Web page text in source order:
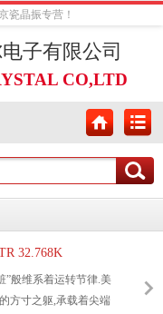
瓷晶振专营！
子有限公司
CO,LTD
32.768K
”般维系着运转节律.美
方寸之躯,承载着尖端